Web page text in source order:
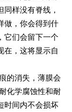
样没有脊线，
做，你会得到什
它们会留下一个
在，这将显示自
的消失，薄膜会
化学腐蚀性和耐
时间内不会损坏